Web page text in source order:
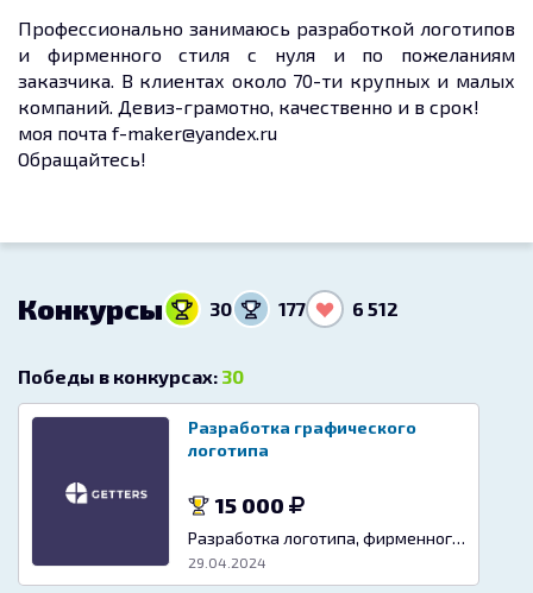
Профессионально занимаюсь разработкой логотипов
и фирменного стиля с нуля и по пожеланиям
заказчика. В клиентах около 70-ти крупных и малых
компаний. Девиз-грамотно, качественно и в срок!
моя почта f-maker@yandex.ru
Обращайтесь!
Конкурсы 30 177 6 512
Победы в конкурсах: 30
Разработка графического
логотипа
15 000
Разработка логотипа, фирменного знака
29.04.2024